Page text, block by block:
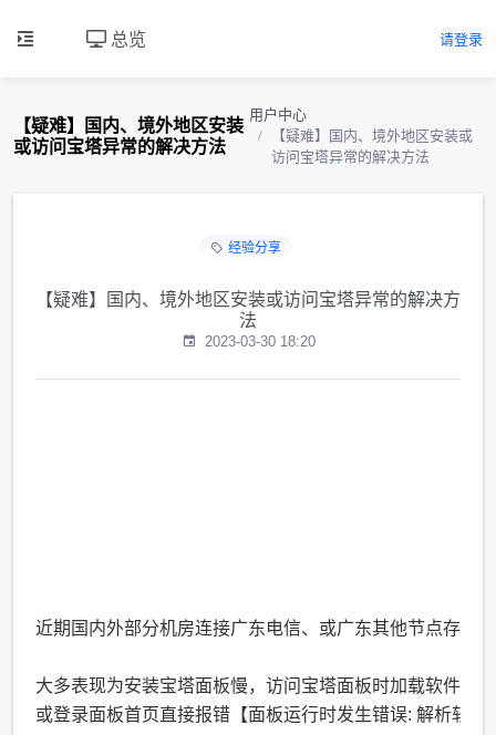
总览 请登录
【疑难】国内、境外地区安装
或访问宝塔异常的解决方法
用户中心
【疑难】国内、境外地区安装或
访问宝塔异常的解决方法
经验分享
【疑难】国内、境外地区安装或访问宝塔异常的解决方
法
2023-03-30 18:20
近期国内外部分机房连接广东电信、或广东其他节点存在
大多表现为安装宝塔面板慢，访问宝塔面板时加载软件商
或登录面板首页直接报错【面板运行时发生错误: 解析软